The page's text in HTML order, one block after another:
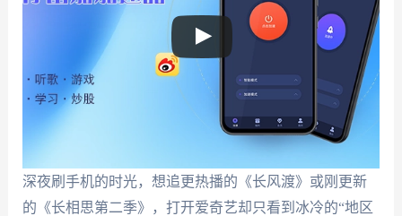
深夜刷手机的时光，想追更热播的《长风渡》或刚更新
的《长相思第二季》，打开爱奇艺却只看到冰冷的“地区